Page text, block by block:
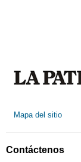
Mapa del sitio
Contáctenos